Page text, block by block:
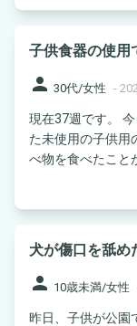
子供食器の使用
person 30代/女性 -
現在37週です。 今までに外食をした時に、子供が使わなかっ
た未使用の子供用
べ物を食べたこと
犬が傷口を舐め
person 10歳未満/女性
昨日、子供が公園